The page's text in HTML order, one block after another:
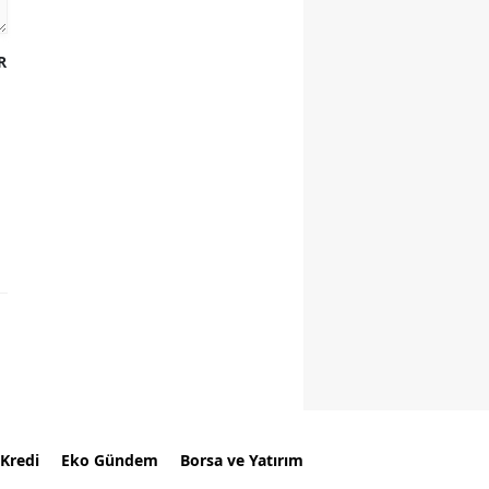
Kredi Eko Gündem Borsa ve Yatırım